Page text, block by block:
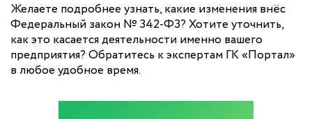
Желаете подробнее узнать, какие изменения внёс
Федеральный закон № 342-ФЗ? Хотите уточнить,
как это касается деятельности именно вашего
предприятия? Обратитесь к экспертам ГК «Портал»
в любое удобное время.